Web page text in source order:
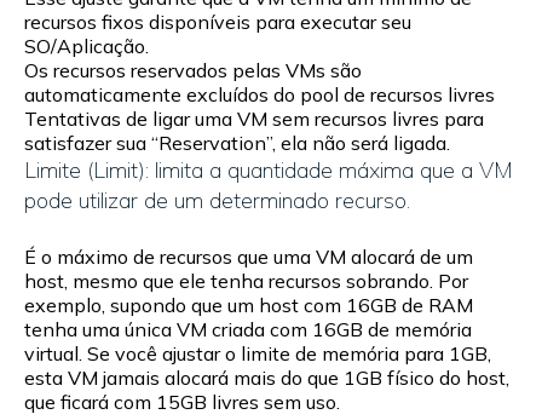
recursos fixos disponíveis para executar seu
SO/Aplicação.
Os recursos reservados pelas VMs são
automaticamente excluídos do pool de recursos livres
Tentativas de ligar uma VM sem recursos livres para
satisfazer sua “Reservation”, ela não será ligada.
Limite (Limit): limita a quantidade máxima que a VM
pode utilizar de um determinado recurso.
É o máximo de recursos que uma VM alocará de um
host, mesmo que ele tenha recursos sobrando. Por
exemplo, supondo que um host com 16GB de RAM
tenha uma única VM criada com 16GB de memória
virtual. Se você ajustar o limite de memória para 1GB,
esta VM jamais alocará mais do que 1GB físico do host,
que ficará com 15GB livres sem uso.